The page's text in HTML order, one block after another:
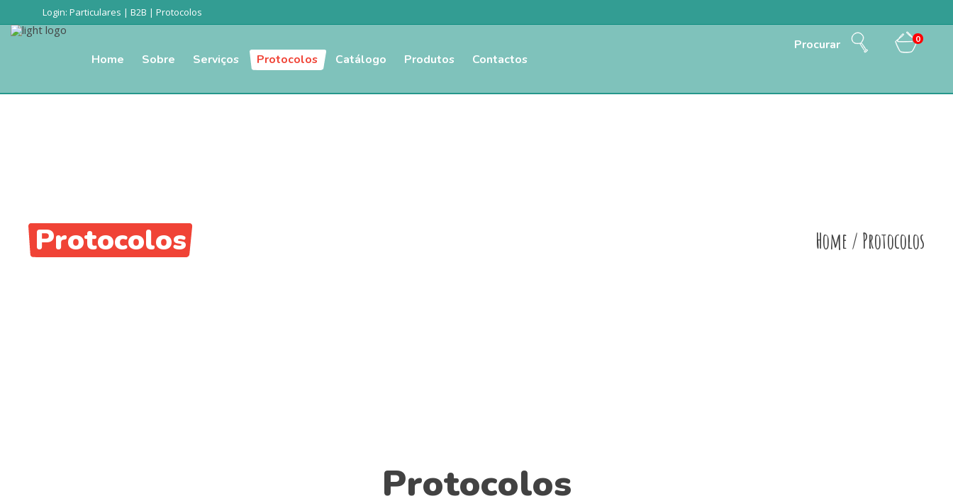
Login: Particulares | B2B | Protocolos
Home Sobre Serviços Protocolos Catálogo Produtos Contactos
Procurar 0
Protocolos Home / Protocolos
Protocolos